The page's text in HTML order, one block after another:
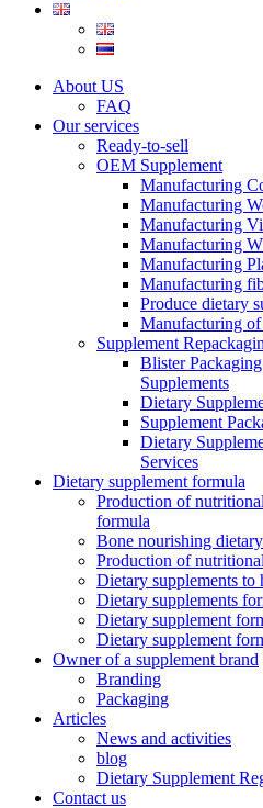
About US
FAQ
Our services
Ready-to-sell
OEM Supplement
Manufacturing
Manufacturing
Manufacturing
Manufacturing
Manufacturing
Manufacturing
Produce dietary
Manufacturing
Supplement
Blister
Supplements​
Dietary
Supplement
Dietary
Services
Dietary supplement formula
Production of
formula
Bone nourishing
Production of
Dietary supplements to
Dietary supplements
Dietary supplement
Dietary supplement
Owner of a supplement brand
Branding
Packaging
Articles
News and activities
blog
Dietary Supplement
Contact us